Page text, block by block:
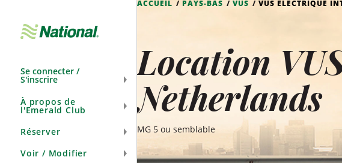
navigation
Se connecter /
S'inscrire
À propos de
l'Emerald Club
Réserver
Voir / Modifier
ACCUEIL PAYS-BAS VUS VUS ÉLECTRIQUE
Location
Netherlands
MG 5 ou semblable